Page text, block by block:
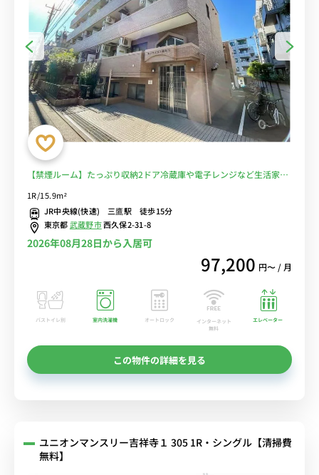
【禁煙ルーム】たっぷり収納2ドア冷蔵庫や電子レンジなど生活家電
で徒歩で通学■選べるWi-Fi格安レンタル中！
1R/15.9m²
JR中央線(快速) 三鷹駅 徒歩15分
東京都武蔵野市西久保2-31-8
2026年08月28日から入居可
97,200 円〜 / 月
バストイレ別 室内洗濯機 オートロック
インターネット
無料
エレベーター
この物件の詳細を見る
ユニオンマンスリー吉祥寺１ 305 1R・シングル【清掃費
無料】